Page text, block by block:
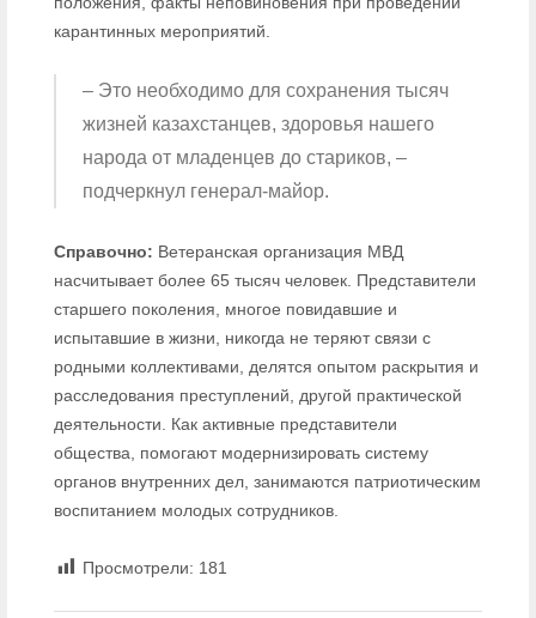
карантинных мероприятий.
– Это необходимо для сохранения тысяч
жизней казахстанцев, здоровья нашего
народа от младенцев до стариков, –
подчеркнул генерал-майор.
Справочно: Ветеранская организация МВД
насчитывает более 65 тысяч человек. Представители
старшего поколения, многое повидавшие и
испытавшие в жизни, никогда не теряют связи с
родными коллективами, делятся опытом раскрытия и
расследования преступлений, другой практической
деятельности. Как активные представители
общества, помогают модернизировать систему
органов внутренних дел, занимаются патриотическим
воспитанием молодых сотрудников.
Просмотрели: 181